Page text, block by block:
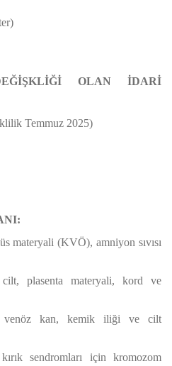
OLAN İDARİ
Temmuz 2025)
materyali (KVÖ), amniyon sıvısı
plasenta materyali, kord ve
venöz kan, kemik iliği ve cilt
sendromları için kromozom